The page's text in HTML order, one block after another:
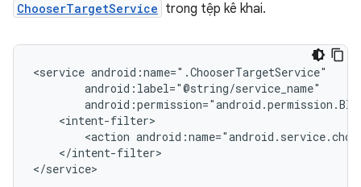
ChooserTargetService trong tệp kê khai.
<service
<action
</intent-filter>
</service>